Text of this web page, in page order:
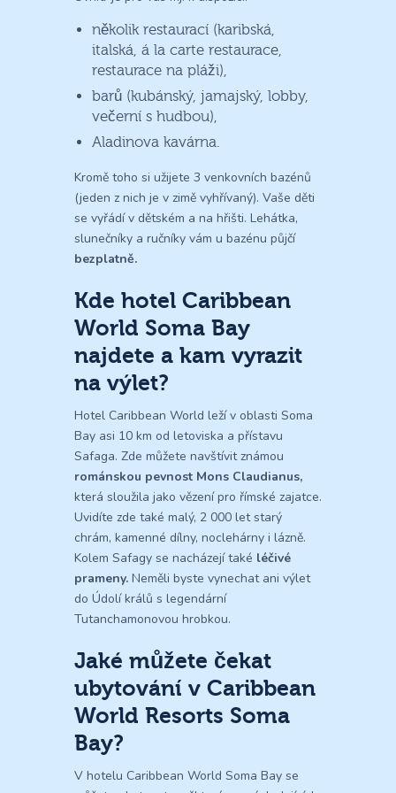
několik restaurací (karibská,
italská, á la carte restaurace,
restaurace na pláži),
barů (kubánský, jamajský, lobby,
večerní s hudbou),
Aladinova kavárna.
Kromě toho si užijete 3 venkovních bazénů
(jeden z nich je v zimě vyhřívaný). Vaše děti
se vyřádí v dětském a na hřišti. Lehátka,
slunečníky a ručníky vám u bazénu půjčí
bezplatně.
Kde hotel Caribbean
World Soma Bay
najdete a kam vyrazit
na výlet?
Hotel Caribbean World leží v oblasti Soma
Bay asi 10 km od letoviska a přístavu
Safaga. Zde můžete navštívit známou
románskou pevnost Mons Claudianus,
která sloužila jako vězení pro římské zajatce.
Uvidíte zde také malý, 2 000 let starý
chrám, kamenné dílny, noclehárny i lázně.
Kolem Safagy se nacházejí také léčivé
prameny. Neměli byste vynechat ani výlet
do Údolí králů s legendární
Tutanchamonovou hrobkou.
Jaké můžete čekat
ubytování v Caribbean
World Resorts Soma
Bay?
V hotelu Caribbean World Soma Bay se